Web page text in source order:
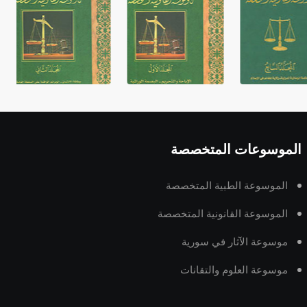
الموسوعات المتخصصة
الموسوعة الطبية المتخصصة
الموسوعة القانونية المتخصصة
موسوعة الآثار في سورية
موسوعة العلوم والتقانات